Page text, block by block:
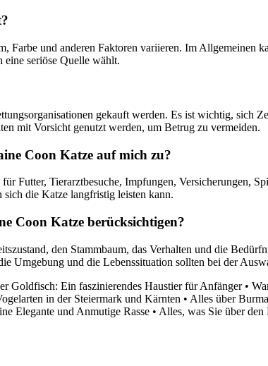
Farbe und anderen Faktoren variieren. Im
eine seriöse Quelle wählt.
gekauft werden. Es ist wichtig, sich
mit Vorsicht genutzt werden, um Betrug zu vermeiden.
Coon Katze auf mich zu?
Futter, Tierarztbesuche, Impfungen, Versicherungen,
sich die Katze langfristig leisten kann.
Coon Katze berücksichtigen?
den Stammbaum, das Verhalten und die
Umgebung und die Lebenssituation sollten bei der
Goldfisch: Ein faszinierendes Haustier für Anfänger•
in der Steiermark und Kärnten • Alles über
Elegante und Anmutige Rasse • Alles, was Sie über den